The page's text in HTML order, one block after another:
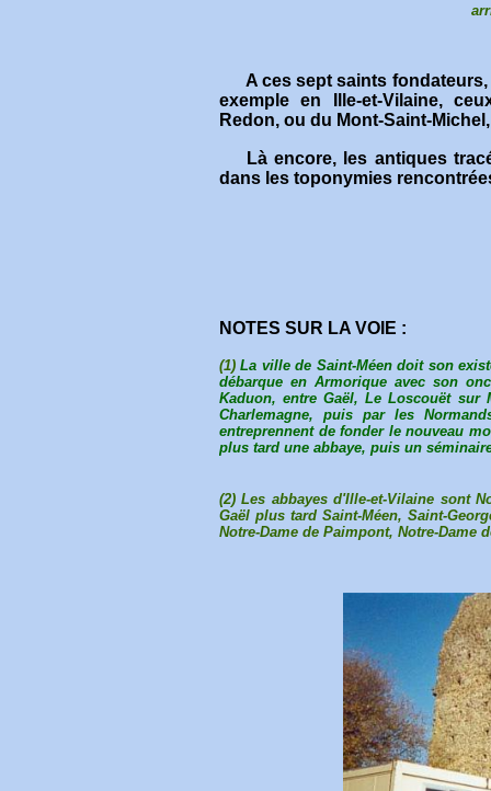
A ces sept saints
exemple en Ille-et-Vilaine,
Redon, ou du Mont-Saint-
Là encore, les antiques
dans les toponymies
NOTES SUR LA VOIE :
(1)La ville de Saint-Méen doit son
débarque en Armorique avec son
Kaduon, entre Gaël, Le Loscouët sur
Charlemagne, puis par les
entreprennent de fonder le nouveau
plus tard une abbaye, puis un
(2)Les abbayes d'Ille-et-Vilaine sont
Gaël plus tard Saint-Méen, Saint-
Notre-Dame de Paimpont, Notre-